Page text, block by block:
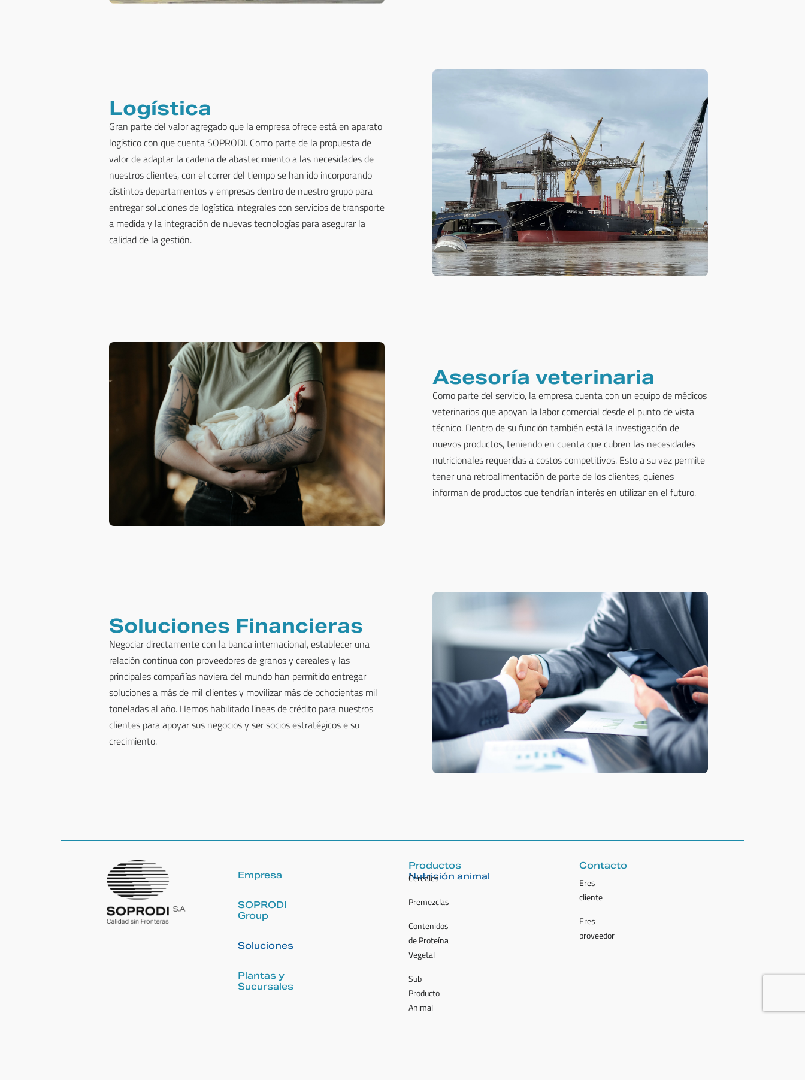
Logística
Gran parte del valor agregado que la empresa ofrece está en aparato
logístico con que cuenta SOPRODI. Como parte de la propuesta de
valor de adaptar la cadena de abastecimiento a las necesidades de
nuestros clientes, con el correr del tiempo se han ido incorporando
distintos departamentos y empresas dentro de nuestro grupo para
entregar soluciones de logística integrales con servicios de transporte
a medida y la integración de nuevas tecnologías para asegurar la
calidad de la gestión.
Asesoría veterinaria
Como parte del servicio, la empresa cuenta con un equipo de médicos
veterinarios que apoyan la labor comercial desde el punto de vista
técnico. Dentro de su función también está la investigación de
nuevos productos, teniendo en cuenta que cubren las necesidades
nutricionales requeridas a costos competitivos. Esto a su vez permite
tener una retroalimentación de parte de los clientes, quienes
informan de productos que tendrían interés en utilizar en el futuro.
Soluciones Financieras
Negociar directamente con la banca internacional, establecer una
relación continua con proveedores de granos y cereales y las
principales compañías naviera del mundo han permitido entregar
soluciones a más de mil clientes y movilizar más de ochocientas mil
toneladas al año. Hemos habilitado líneas de crédito para nuestros
clientes para apoyar sus negocios y ser socios estratégicos e su
crecimiento.
Empresa
SOPRODI
Group
Soluciones
Plantas y
Sucursales
Productos
Nutrición animal
Cereales
Premezclas
Contenidos
de Proteína
Vegetal
Sub
Producto
Animal
Contacto
Eres
cliente
Eres
proveedor